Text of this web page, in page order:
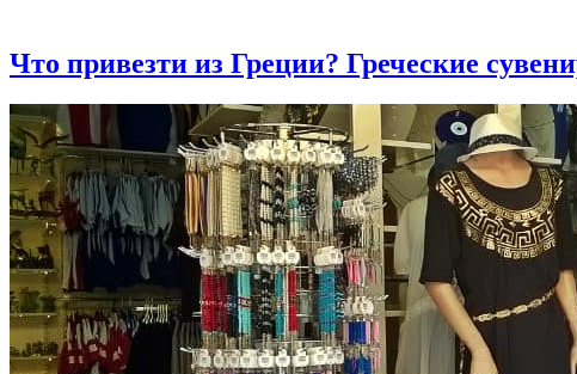
Что привезти из Греции? Греческие